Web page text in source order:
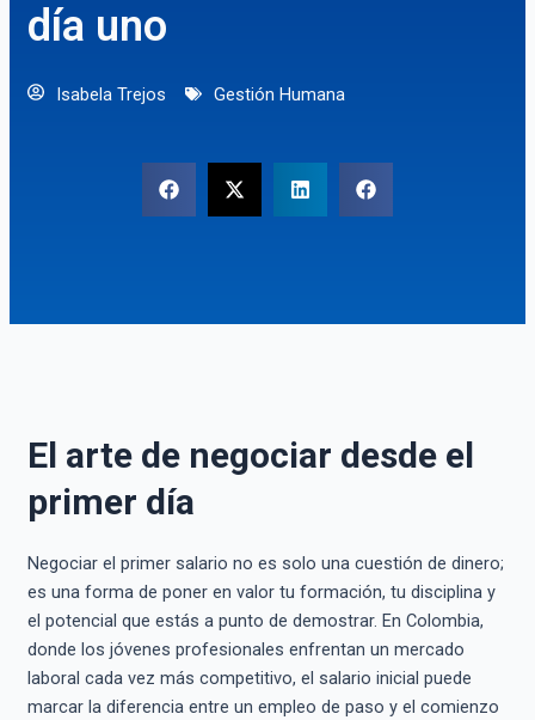
día uno
Isabela Trejos Gestión Humana
El arte de negociar desde el
primer día
Negociar el primer salario no es solo una cuestión de dinero;
es una forma de poner en valor tu formación, tu disciplina y
el potencial que estás a punto de demostrar. En Colombia,
donde los jóvenes profesionales enfrentan un mercado
laboral cada vez más competitivo, el salario inicial puede
marcar la diferencia entre un empleo de paso y el comienzo